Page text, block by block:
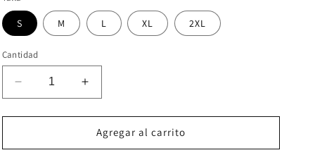
ó
S M L XL 2XL
Cantidad
Reducir
cantidad
para
TEE
Aumentar
cantidad
para
FURIA
TEE
Agregar al carrito